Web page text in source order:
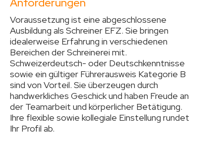
Voraussetzung ist eine abgeschlossene
Ausbildung als Schreiner EFZ. Sie bringen
idealerweise Erfahrung in verschiedenen
Bereichen der Schreinerei mit.
Schweizerdeutsch- oder Deutschkenntnisse
sowie ein gültiger Führerausweis Kategorie B
sind von Vorteil. Sie überzeugen durch
handwerkliches Geschick und haben Freude an
der Teamarbeit und körperlicher Betätigung.
Ihre flexible sowie kollegiale Einstellung rundet
Ihr Profil ab.